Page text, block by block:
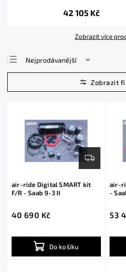
42 105 Kč
Zobrazit více
Nejprodávanější
Nejlevnější
Nejdražší
air-ride Digital SMART kit
F/R - Saab 9-3 II
40 690 Kč
Do košíku
air-
-
53